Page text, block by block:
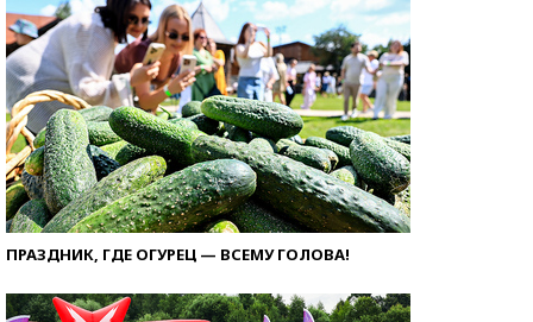
ПРАЗДНИК, ГДЕ ОГУРЕЦ — ВСЕМУ ГОЛОВА!